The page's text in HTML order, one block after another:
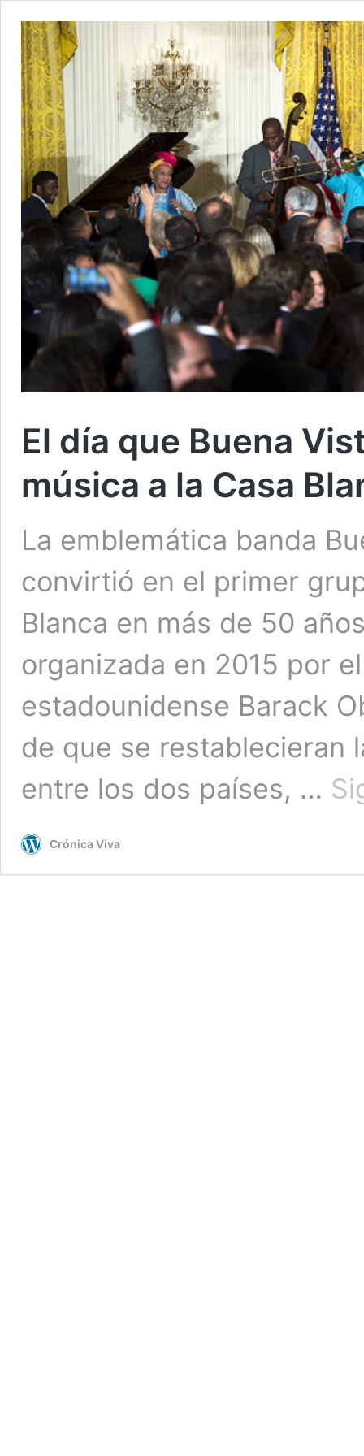
El día que Buena
música a la Casa
La emblemática banda
convirtió en el primer
Blanca en más de 50
organizada en 2015 por
estadounidense Barack
de que se restablecieran
entre los dos países, …
Crónica Viva